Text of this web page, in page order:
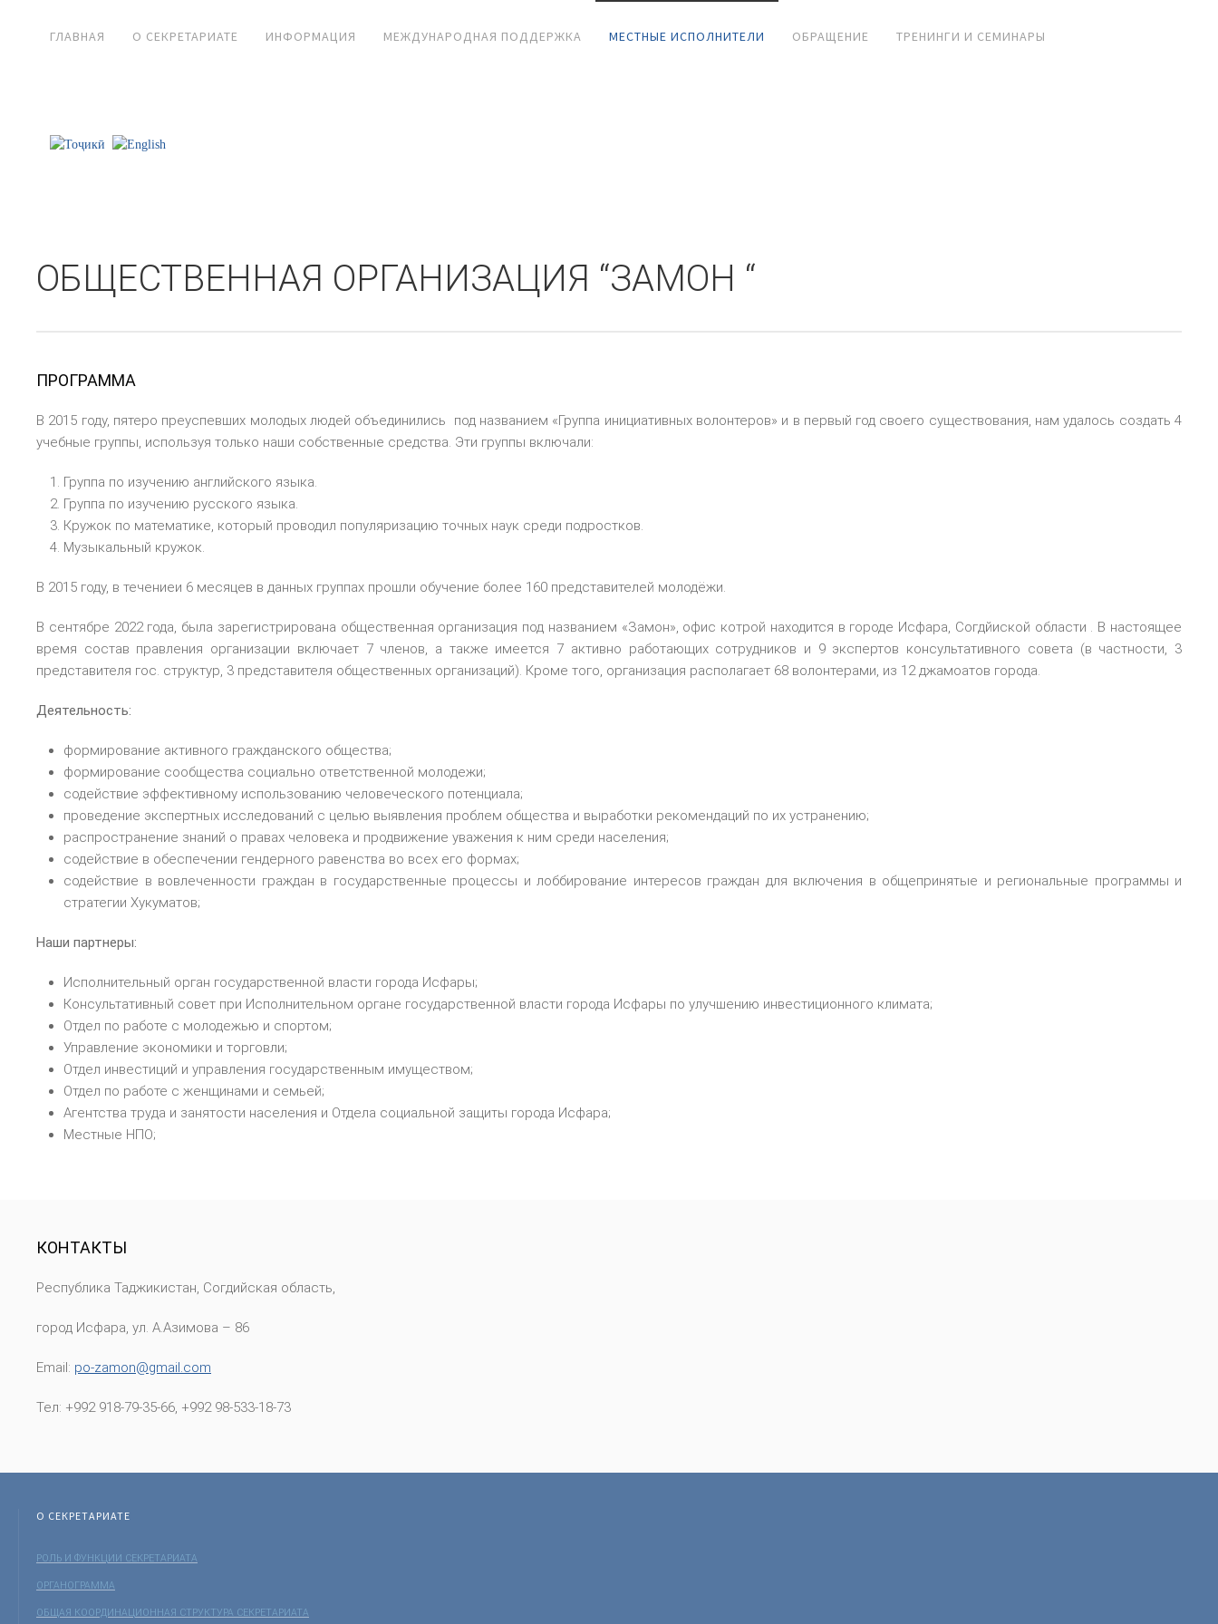
ГЛАВНАЯ О СЕКРЕТАРИАТЕ ИНФОРМАЦИЯ МЕЖДУНАРОДНАЯ ПОДДЕРЖКА МЕСТНЫЕ ИСПОЛНИТЕЛИ ОБРАЩЕНИЕ ТРЕНИНГИ И СЕМИНАРЫ
ОБЩЕСТВЕННАЯ ОРГАНИЗАЦИЯ “ЗАМОН “
ПРОГРАММА
В 2015 году, пятеро преуспевших молодых людей объединились под названием «Группа инициативных волонтеров» и в первый год своего существования, нам удалось создать 4
учебные группы, используя только наши собственные средства. Эти группы включали:
Группа по изучению английского языка.
Группа по изучению русского языка.
Кружок по математике, который проводил популяризацию точных наук среди подростков.
Музыкальный кружок.
В 2015 году, в течениеи 6 месяцев в данных группах прошли обучение более 160 представителей молодёжи.
В сентябре 2022 года, была зарегистрирована общественная организация под названием «Замон», офис котрой находится в городе Исфара, Согдйиской области . В настоящее
время состав правления организации включает 7 членов, а также имеется 7 активно работающих сотрудников и 9 экспертов консультативного совета (в частности, 3
представителя гос. структур, 3 представителя общественных организаций). Кроме того, организация располагает 68 волонтерами, из 12 джамоатов города.
Деятельность:
формирование активного гражданского общества;
формирование сообщества социально ответственной молодежи;
содействие эффективному использованию человеческого потенциала;
проведение экспертных исследований с целью выявления проблем общества и выработки рекомендаций по их устранению;
распространение знаний о правах человека и продвижение уважения к ним среди населения;
содействие в обеспечении гендерного равенства во всех его формах;
содействие в вовлеченности граждан в государственные процессы и лоббирование интересов граждан для включения в общепринятые и региональные программы и
стратегии Хукуматов;
Наши партнеры:
Исполнительный орган государственной власти города Исфары;
Консультативный совет при Исполнительном органе государственной власти города Исфары по улучшению инвестиционного климата;
Отдел по работе с молодежью и спортом;
Управление экономики и торговли;
Отдел инвестиций и управления государственным имуществом;
Отдел по работе с женщинами и семьей;
Агентства труда и занятости населения и Отдела социальной защиты города Исфара;
Местные НПО;
КОНТАКТЫ
Республика Таджикистан, Согдийская область,
город Исфара, ул. А.Азимова – 86
Email: po-zamon@gmail.com
Тел: +992 918-79-35-66, +992 98-533-18-73
О СЕКРЕТАРИАТЕ
РОЛЬ И ФУНКЦИИ СЕКРЕТАРИАТА
ОРГАНОГРАММА
ОБЩАЯ КООРДИНАЦИОННАЯ СТРУКТУРА СЕКРЕТАРИАТА